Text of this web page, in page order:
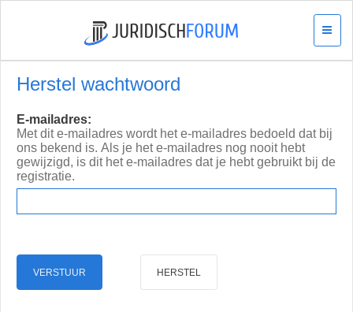
Herstel wachtwoord
E-mailadres:
Met dit e-mailadres wordt het e-mailadres bedoeld dat bij
ons bekend is. Als je het e-mailadres nog nooit hebt
gewijzigd, is dit het e-mailadres dat je hebt gebruikt bij de
registratie.